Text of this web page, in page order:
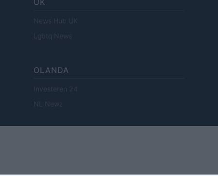
UK
News Hub UK
Lgbtq News
OLANDA
Investeren 24
NL Newz